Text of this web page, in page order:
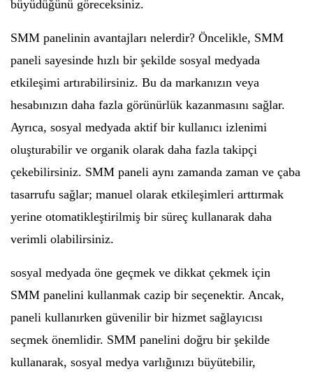
büyüdüğünü göreceksiniz.
SMM panelinin avantajları nelerdir? Öncelikle, SMM
paneli sayesinde hızlı bir şekilde sosyal medyada
etkileşimi artırabilirsiniz. Bu da markanızın veya
hesabınızın daha fazla görünürlük kazanmasını sağlar.
Ayrıca, sosyal medyada aktif bir kullanıcı izlenimi
oluşturabilir ve organik olarak daha fazla takipçi
çekebilirsiniz. SMM paneli aynı zamanda zaman ve çaba
tasarrufu sağlar; manuel olarak etkileşimleri arttırmak
yerine otomatikleştirilmiş bir süreç kullanarak daha
verimli olabilirsiniz.
sosyal medyada öne geçmek ve dikkat çekmek için
SMM panelini kullanmak cazip bir seçenektir. Ancak,
paneli kullanırken güvenilir bir hizmet sağlayıcısı
seçmek önemlidir. SMM panelini doğru bir şekilde
kullanarak, sosyal medya varlığınızı büyütebilir,